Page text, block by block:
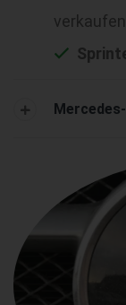
verkaufen